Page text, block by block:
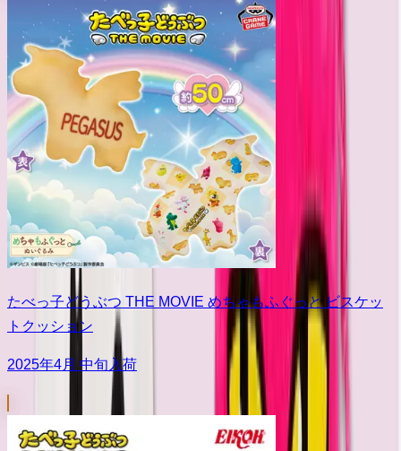
たべっ子どうぶつ THE MOVIE めちゃもふぐっと ビスケッ
トクッション
2025年4月 中旬入荷